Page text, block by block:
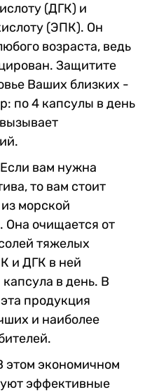
(ДГК) и
(ЭПК). Он
возраста, ведь
Защитите
Ваших близких -
по 4 капсулы в день
Если вам нужна
то вам стоит
морской
очищается от
тяжелых
и ДГК в ней
в день. В
продукция
и наиболее
этом экономичном
эффективные